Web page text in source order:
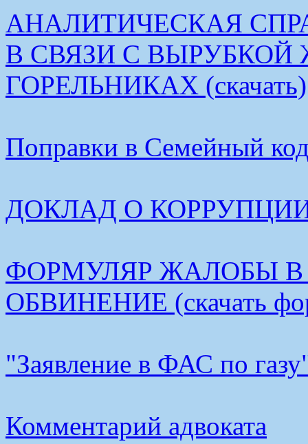
АНАЛИТИЧЕСКАЯ
В СВЯЗИ С
ГОРЕЛЬНИКАХ (скачать)
Поправки в Семейный
ДОКЛАД О КОРРУПЦИИ
ФОРМУЛЯР ЖАЛОБЫ
ОБВИНЕНИЕ (скачать
"Заявление в ФАС по
Комментарий адвоката